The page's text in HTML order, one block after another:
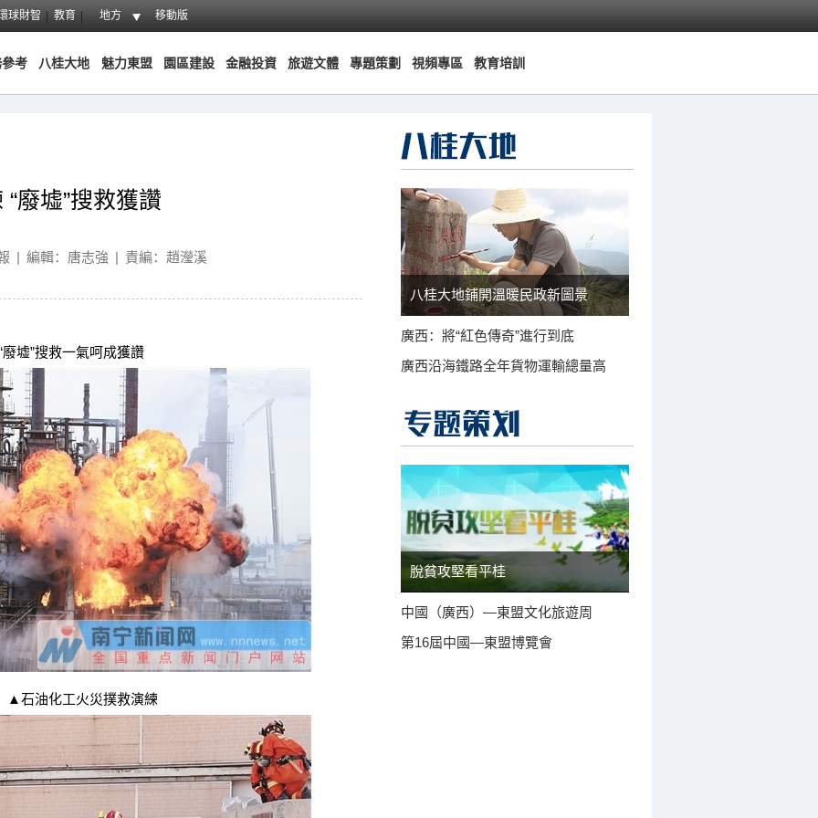
球財智 教育 地方 移動版
考 八桂大地 魅力東盟 園區建設 金融投資 旅遊文體 專題策劃 視頻專區 教育培訓
廢墟”搜救獲讚
| 編輯：唐志強 | 責編：趙瀅溪
”搜救一氣呵成獲讚
油化工火災撲救演練
八桂大地鋪開溫暖民政新圖景
廣西：將“紅色傳奇”進行到底
廣西沿海鐵路全年貨物運輸總量高
脫貧攻堅看平桂
中國（廣西）—東盟文化旅遊周
第16屆中國—東盟博覽會